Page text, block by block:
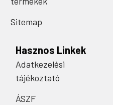
Sitemap
Hasznos Linkek
Adatkezelési
tájékoztató
ÁSZF